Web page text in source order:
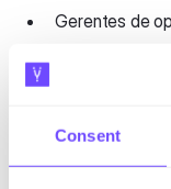
Consent
Gerentes de